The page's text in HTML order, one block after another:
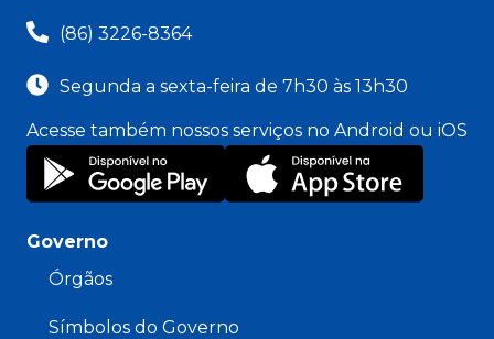
(86) 3226-8364
Segunda a sexta-feira de 7h30 às 13h30
Acesse também nossos serviços no Android ou iOS
Governo
Órgãos
Símbolos do Governo